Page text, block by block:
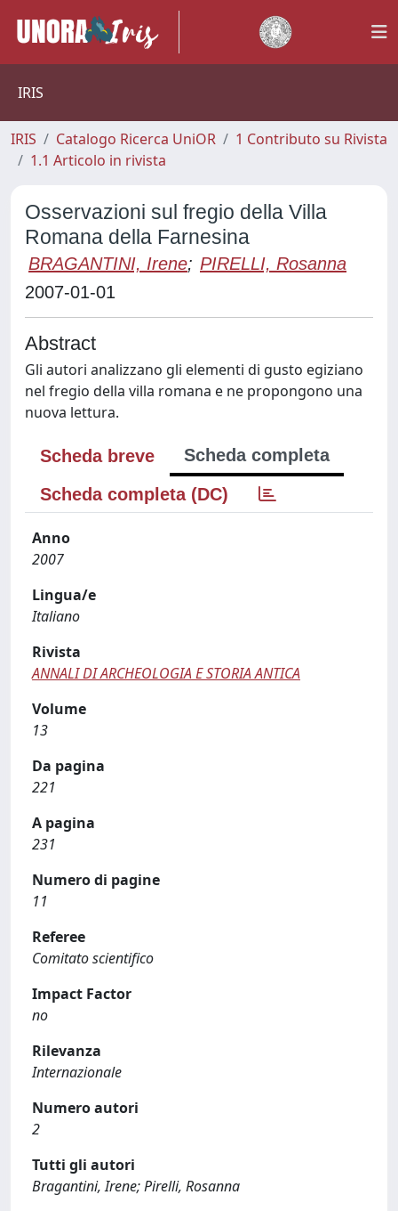
IRIS
IRIS Catalogo Ricerca UniOR
1 Contributo su Rivista
1.1 Articolo in rivista
Osservazioni sul fregio della Villa
Romana della Farnesina
BRAGANTINI, Irene; PIRELLI, Rosanna
2007-01-01
Abstract
Gli autori analizzano gli elementi di gusto egiziano
nel fregio della villa romana e ne propongono una
nuova lettura.
Scheda breve
Scheda completa
Scheda completa (DC)
Anno
2007
Lingua/e
Italiano
Rivista
ANNALI DI ARCHEOLOGIA E STORIA ANTICA
Volume
13
Da pagina
221
A pagina
231
Numero di pagine
11
Referee
Comitato scientifico
Impact Factor
no
Rilevanza
Internazionale
Numero autori
2
Tutti gli autori
Bragantini, Irene; Pirelli, Rosanna